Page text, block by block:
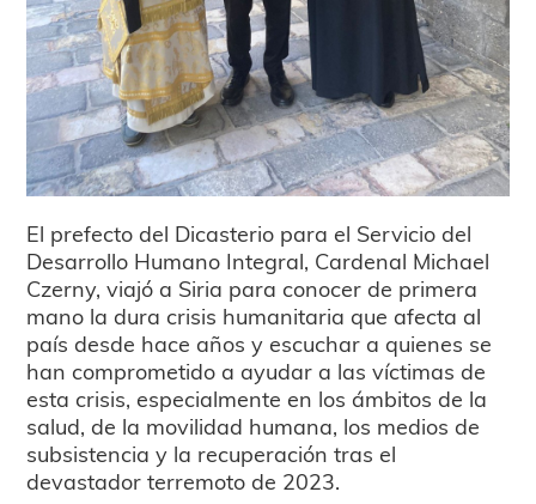
El prefecto del Dicasterio para el Servicio del
Desarrollo Humano Integral, Cardenal Michael
Czerny, viajó a Siria para conocer de primera
mano la dura crisis humanitaria que afecta al
país desde hace años y escuchar a quienes se
han comprometido a ayudar a las víctimas de
esta crisis, especialmente en los ámbitos de la
salud, de la movilidad humana, los medios de
subsistencia y la recuperación tras el
devastador terremoto de 2023.